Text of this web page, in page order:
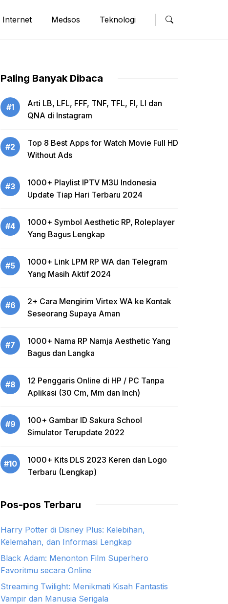
Internet Medsos Teknologi
Paling Banyak Dibaca
#1
Arti LB, LFL, FFF, TNF, TFL, FI, LI dan
QNA di Instagram
#2
Top 8 Best Apps for Watch Movie Full HD
Without Ads
#3
1000+ Playlist IPTV M3U Indonesia
Update Tiap Hari Terbaru 2024
#4
1000+ Symbol Aesthetic RP, Roleplayer
Yang Bagus Lengkap
#5
1000+ Link LPM RP WA dan Telegram
Yang Masih Aktif 2024
#6
2+ Cara Mengirim Virtex WA ke Kontak
Seseorang Supaya Aman
#7
1000+ Nama RP Namja Aesthetic Yang
Bagus dan Langka
#8
12 Penggaris Online di HP / PC Tanpa
Aplikasi (30 Cm, Mm dan Inch)
#9
100+ Gambar ID Sakura School
Simulator Terupdate 2022
#10
1000+ Kits DLS 2023 Keren dan Logo
Terbaru (Lengkap)
Pos-pos Terbaru
Harry Potter di Disney Plus: Kelebihan,
Kelemahan, dan Informasi Lengkap
Black Adam: Menonton Film Superhero
Favoritmu secara Online
Streaming Twilight: Menikmati Kisah Fantastis
Vampir dan Manusia Serigala